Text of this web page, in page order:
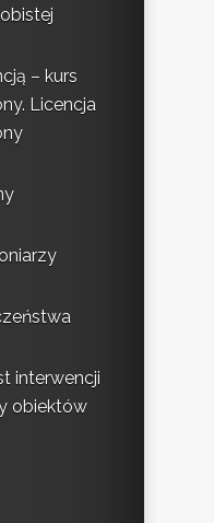
– kurs
Licencja
interwencji
obiektów